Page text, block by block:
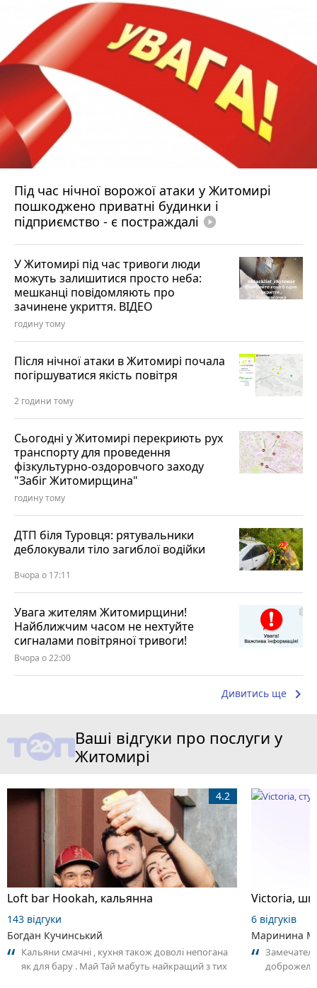
Під час нічної ворожої атаки у Житомирі
пошкоджено приватні будинки і
підприємство - є постраждалі play_circle_filled
У Житомирі під час тривоги люди
можуть залишитися просто неба:
мешканці повідомляють про
зачинене укриття. ВІДЕО
годину тому
Після нічної атаки в Житомирі почала
погіршуватися якість повітря
2 години тому
Сьогодні у Житомирі перекриють рух
транспорту для проведення
фізкультурно-оздоровчого заходу
"Забіг Житомирщина"
годину тому
ДТП біля Туровця: рятувальники
деблокували тіло загиблої водійки
Вчора о 17:11
Увага жителям Житомирщини!
Найближчим часом не нехтуйте
сигналами повітряної тривоги!
Вчора о 22:00
Дивитись ще keyboard_arrow_right
Ваші відгуки про послуги у
Житомирі
Loft bar Hookah, кальянна
4.2
143 відгуки
Богдан Кучинський
Кальяни смачні , кухня також доволі непогана
як для бару . Май Тай мабуть найкращий з тих
6 відгуків
Маринина